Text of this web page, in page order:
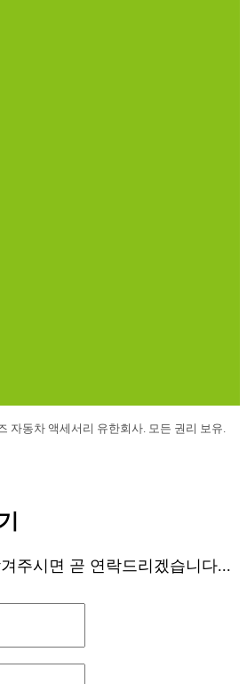
자동차 액세서리 유한회사. 모든 권리 보유.
주시면 곧 연락드리겠습니다...